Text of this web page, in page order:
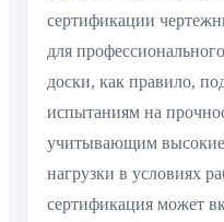
сертификации
для
доски, как правило,
испытаниям на
учитывающим
нагрузки в условиях
сертификация может